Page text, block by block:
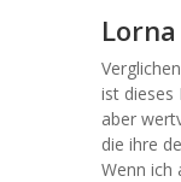
ist dieses
aber
die ihre
Wenn ich